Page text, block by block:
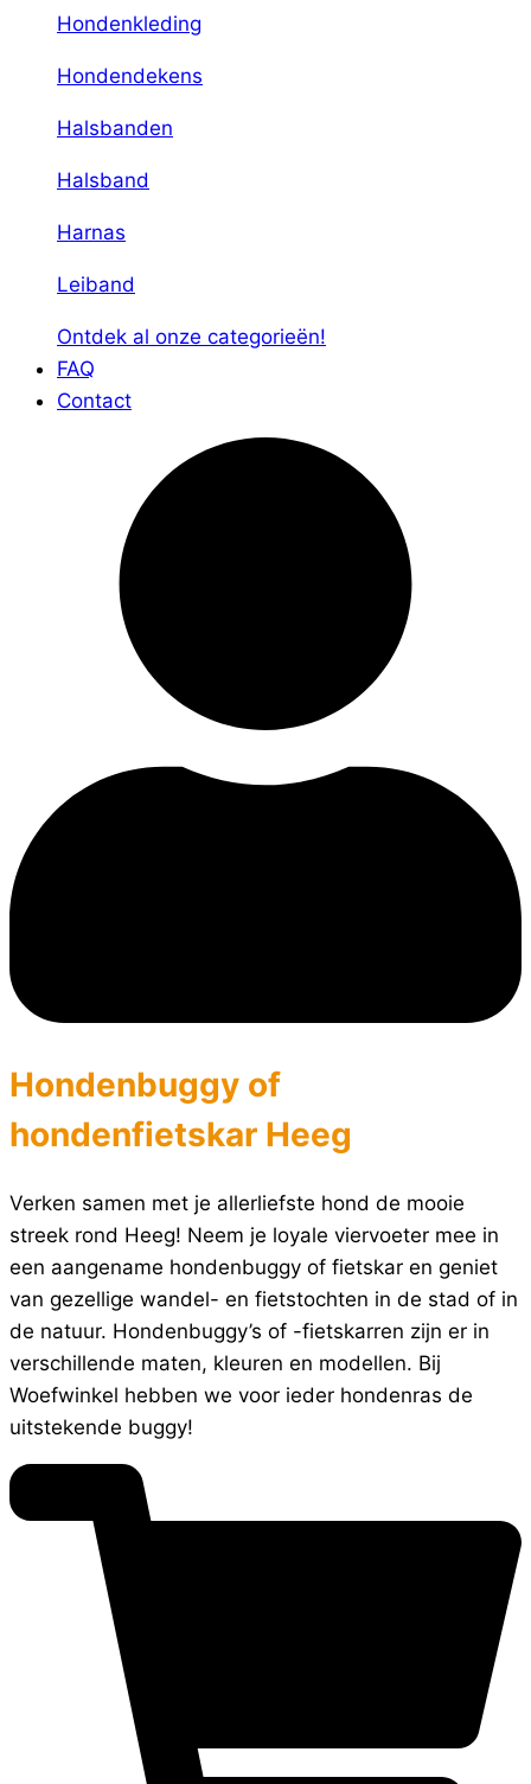
Hondenkleding
Hondendekens
Halsbanden
Halsband
Harnas
Leiband
Ontdek al onze categorieën!
FAQ
Contact
Hondenbuggy of
hondenfietskar Heeg
Verken samen met je allerliefste hond de mooie
streek rond Heeg! Neem je loyale viervoeter mee in
een aangename hondenbuggy of fietskar en geniet
van gezellige wandel- en fietstochten in de stad of in
de natuur. Hondenbuggy’s of -fietskarren zijn er in
verschillende maten, kleuren en modellen. Bij
Woefwinkel hebben we voor ieder hondenras de
uitstekende buggy!